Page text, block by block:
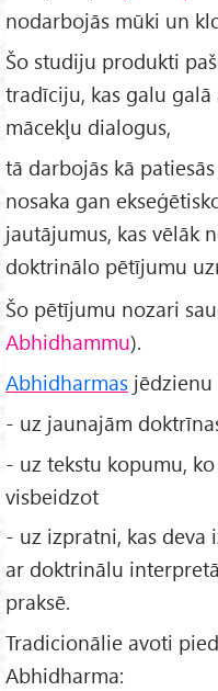
nodarbojās mūki un
Šo studiju produkti
tradīciju, kas galu
mācekļu dialogus,
tā darbojās kā
nosaka gan
jautājumus, kas vēlāk
doktrinālo pētījumu
Šo pētījumu nozari
Abhidhammu).
Abhidharmas
- uz jaunajām
- uz tekstu kopumu,
visbeidzot
- uz izpratni, kas deva
ar doktrinālu
praksē.
Tradicionālie avoti
Abhidharma: